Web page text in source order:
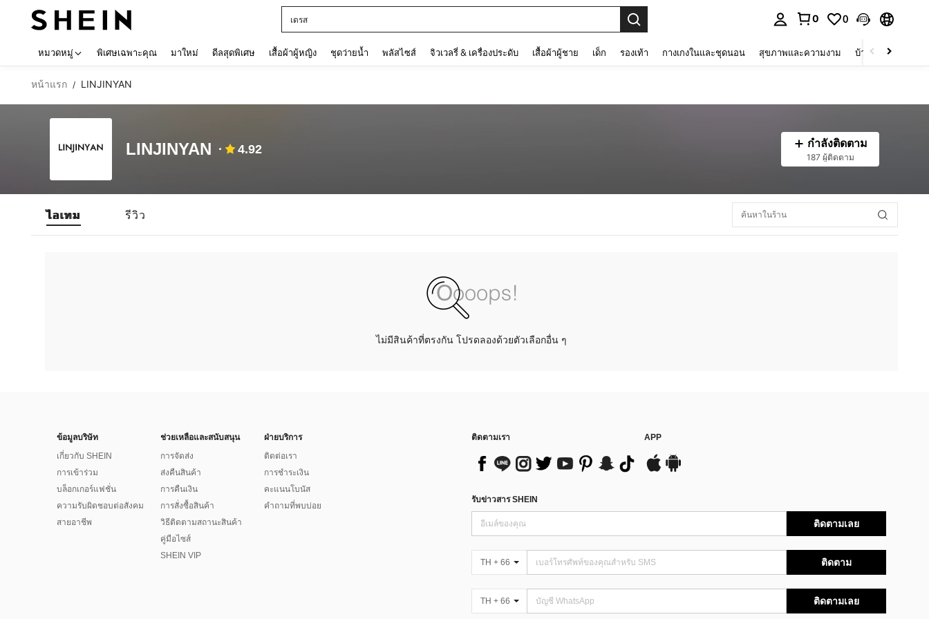
เดรส
0 0
หมวดหมู่ พิเศษเฉพาะคุณ มาใหม่ ดีลสุดพิเศษ เสื้อผ้าผู้หญิง ชุดว่ายน้ำ พลัสไซส์ จิวเวลรี่ & เครื่องประดับ เสื้อผ้าผู้ชาย เด็ก รองเท้า กางเกงในและชุดนอน สุขภาพและความงาม บ้านและที่อยู่อาศัย
หน้าแรก / LINJINYAN
LINJINYAN 4.92 กำลังติดตาม
187 ผู้ติดตาม
ไอเทม รีวิว
ไม่มีสินค้าที่ตรงกัน โปรดลองด้วยตัวเลือกอื่น ๆ
ข้อมูลบริษัท
เกี่ยวกับ SHEIN
การเข้าร่วม
บล็อกเกอร์แฟชั่น
ความรับผิดชอบต่อสังคม
สายอาชีพ
ช่วยเหลือและสนับสนุน
การจัดส่ง
ส่งคืนสินค้า
การคืนเงิน
การสั่งซื้อสินค้า
วิธีติดตามสถานะสินค้า
คู่มือไซส์
SHEIN VIP
ฝ่ายบริการ
ติดต่อเรา
การชำระเงิน
คะแนนโบนัส
คำถามที่พบบ่อย
ติดตามเรา APP
รับข่าวสาร SHEIN
ติดตามเลย
TH + 66 ติดตาม
TH + 66 ติดตามเลย